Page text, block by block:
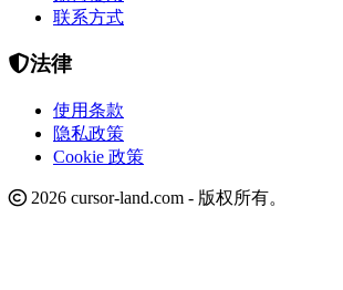
联系方式
法律
使用条款
隐私政策
Cookie 政策
2026 cursor-land.com - 版权所有。